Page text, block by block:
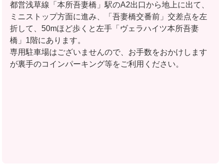
都営浅草線「本所吾妻橋」駅のA2出口から地上に出て、
ミニストップ方面に進み、「吾妻橋交番前」交差点を左
折して、50mほど歩くと左手「ヴェラハイツ本所吾妻
橋」1階にあります。
専用駐車場はございませんので、お手数をおかけします
が裏手のコインパーキング等をご利用ください。